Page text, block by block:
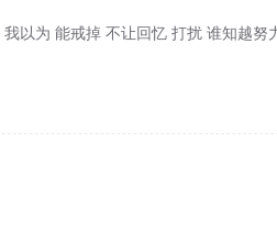
以为 能戒掉 不让回忆 打扰 谁知越努